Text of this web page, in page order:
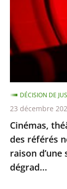
spectacles
:
le
juge
référés
ne
suspend
pas
leur
fermeture
en
Cinémas,
des référés
raison
dégrad...
DÉCISION DE
23 décembre